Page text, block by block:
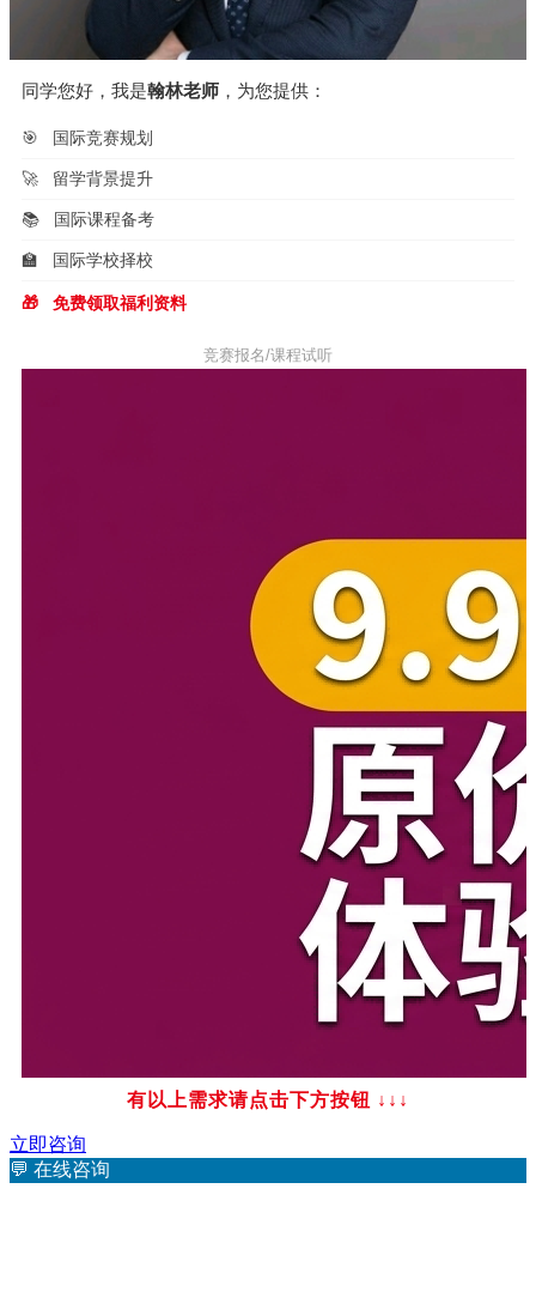
同学您好，我是翰林老师 ，为您提供：
🎯 国际竞赛规划
🚀 留学背景提升
📚 国际课程备考
🏫 国际学校择校
🎁 免费领取福利资料
竞赛报名/课程试听
有以上需求请点击下方按钮 ↓↓↓
立即咨询
💬 在线咨询